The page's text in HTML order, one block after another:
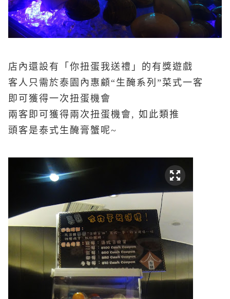
店內還設有「你扭蛋我送禮」的有獎遊戲
客人只需於泰園內惠顧“生醃系列”菜式一客
即可獲得一次扭蛋機會
兩客即可獲得兩次扭蛋機會, 如此類推
頭客是泰式生醃膏蟹呢~